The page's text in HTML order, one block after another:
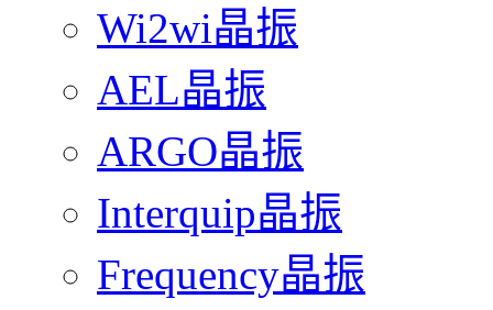
Wi2wi晶振
AEL晶振
ARGO晶振
Interquip晶振
Frequency晶振